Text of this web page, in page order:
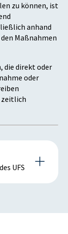
zu können, ist
anhand
Maßnahmen
die direkt oder
oder
zeitlich
UFS